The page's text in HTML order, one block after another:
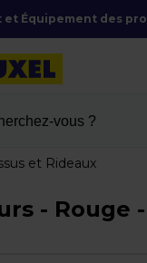
et Équipement des
vous ?
et Rideaux
- Rouge -